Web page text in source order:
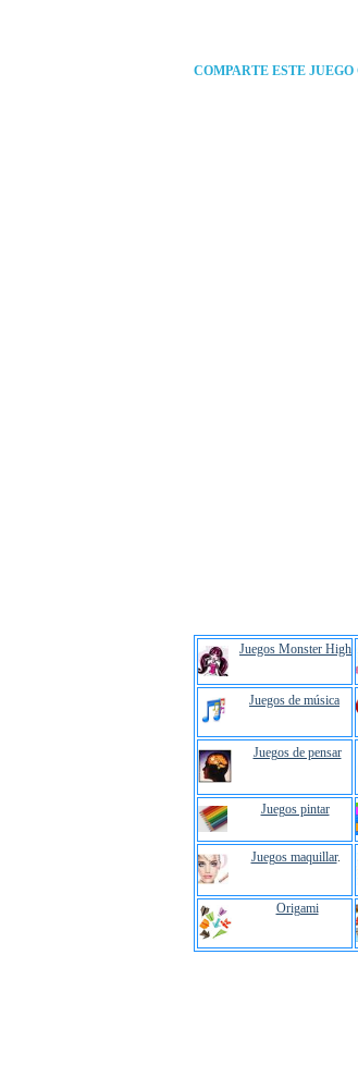
COMPARTE ESTE
Juegos Monster High
Juegos de música
Juegos de pensar
Juegos pintar
Juegos maquillar.
Origami